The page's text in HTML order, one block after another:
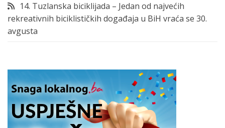
14. Tuzlanska biciklijada – Jedan od najvećih
rekreativnih biciklističkih događaja u BiH vraća se 30.
avgusta